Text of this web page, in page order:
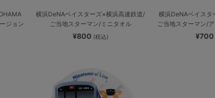
ジョン
横浜DeNAベイスターズ×横浜高速鉄道/
ご当地スターマン/ミニタオル
¥800 (税込)
横浜DeNAベイス
ご当地スターマン/
¥700